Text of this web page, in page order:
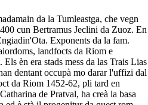
da la Tumleastga, che vegn
cun Bertramus Jeclini da Zuoz. En
Exponents da la fam.
landfocts da Riom e
èn era stads mess da las Trais Lias
dentant occupà mo darar l'uffizi dal
da Riom 1452-62, pli tard en
de Pratval, ha creà la basa